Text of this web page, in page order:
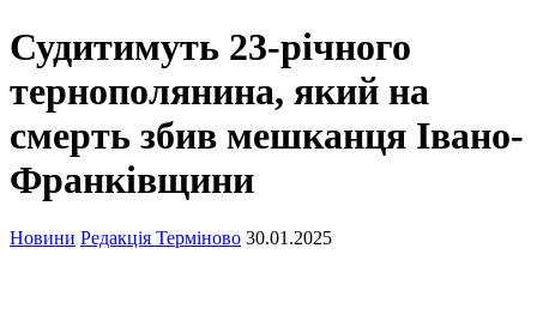
Судитимуть 23-річного
тернополянина, який на
смерть збив мешканця Івано-
Франківщини
Новини Редакція Терміново 30.01.2025